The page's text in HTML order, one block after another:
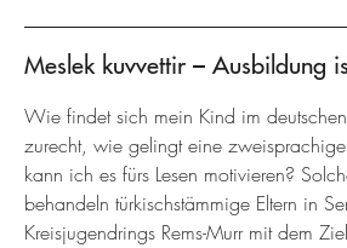
Meslek kuvvettir – Ausbildung
Wie findet sich mein Kind im deutschen
zurecht, wie gelingt eine
kann ich es fürs Lesen motivieren?
behandeln türkischstämmige Eltern in
Kreisjugendrings Rems-Murr mit dem